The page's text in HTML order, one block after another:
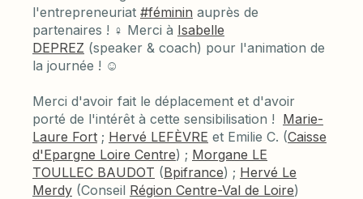
l'entrepreneuriat #féminin auprès de
partenaires ! ♀️ Merci à Isabelle
DEPREZ (speaker & coach) pour l'animation de
la journée ! ☺️
Merci d'avoir fait le déplacement et d'avoir
porté de l'intérêt à cette sensibilisation ! Marie-
Laure Fort ; Hervé LEFÈVRE et Emilie C. (Caisse
d'Epargne Loire Centre) ; Morgane LE
TOULLEC BAUDOT (Bpifrance) ; Hervé Le
Merdy (Conseil Région Centre-Val de Loire)